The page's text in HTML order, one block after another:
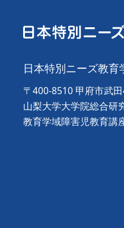
日本特別ニーズ教育
〒400-8510 甲府市武
山梨大学大学院総合研
教育学域障害児教育講